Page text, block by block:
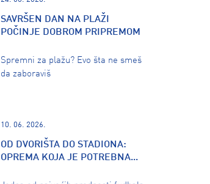
SAVRŠEN DAN NA PLAŽI
POČINJE DOBROM PRIPREMOM
Spremni za plažu? Evo šta ne smeš
da zaboraviš
10. 06. 2026.
OD DVORIŠTA DO STADIONA:
OPREMA KOJA JE POTREBNA...